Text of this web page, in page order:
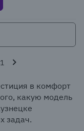
в комфорт
какую модель
задач.